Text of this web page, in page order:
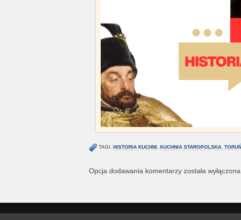
TAGI: HISTORIA KUCHNI, KUCHNIA STAROPOLSKA, TORUŃ
Opcja dodawania komentarzy została wyłączona.